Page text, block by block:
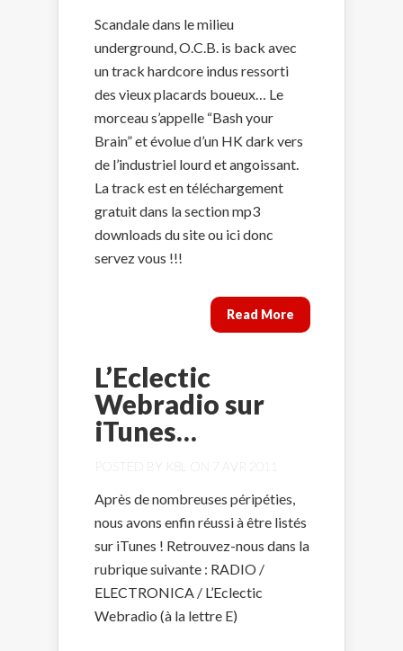
Scandale dans le milieu
underground, O.C.B. is back avec
un track hardcore indus ressorti
des vieux placards boueux… Le
morceau s’appelle “Bash your
Brain” et évolue d’un HK dark vers
de l’industriel lourd et angoissant.
La track est en téléchargement
gratuit dans la section mp3
downloads du site ou ici donc
servez vous !!!
Read More
L’Eclectic
Webradio sur
iTunes…
POSTED BY K8L ON 7 AVR 2011
Après de nombreuses péripéties,
nous avons enfin réussi à être listés
sur iTunes ! Retrouvez-nous dans la
rubrique suivante : RADIO /
ELECTRONICA / L’Eclectic
Webradio (à la lettre E)